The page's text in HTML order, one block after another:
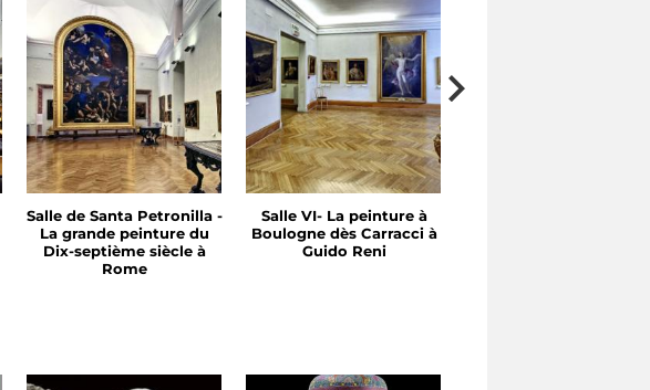
Salle de Santa Petronilla -
La grande peinture du
Dix-septième siècle à
Rome
Salle VI- La peinture à
Boulogne dès Carracci à
Guido Reni